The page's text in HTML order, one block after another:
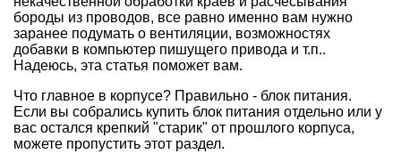
бороды из проводов, все равно именно вам нужно
заранее подумать о вентиляции, возможностях
добавки в компьютер пишущего привода и т.п..
Надеюсь, эта статья поможет вам.
Что главное в корпусе? Правильно - блок питания.
Если вы собрались купить блок питания отдельно или у
вас остался крепкий "старик" от прошлого корпуса,
можете пропустить этот раздел.